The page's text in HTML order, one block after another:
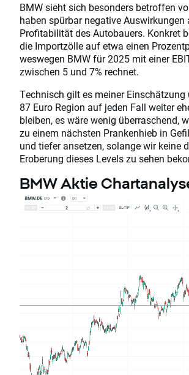
BMW sieht sich besonders betroffen
haben spürbar negative Auswirkungen
Profitabilität des Autobauers. Konkret
die Importzölle auf etwa einen
weswegen BMW für 2025 mit einer
zwischen 5 und 7% rechnet.
Technisch gilt es meiner Einschätzung
87 Euro Region auf jeden Fall weiter
bleiben, es wäre wenig überraschend,
zu einem nächsten Prankenhieb in
und tiefer ansetzen, solange wir keine
Eroberung dieses Levels zu sehen
BMW Aktie